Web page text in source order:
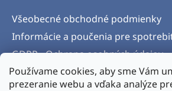
Používame cookies, aby sme Vám
prezeranie webu a vďaka analýze
Všeobecné obchodné podmienky
Informácie a poučenia pre
GDPR - Ochrana osobných údajov
Formulár na odstúpenie od zmluvy